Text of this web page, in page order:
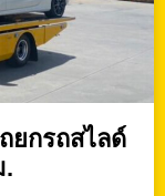
ยกรถสไลด์
.